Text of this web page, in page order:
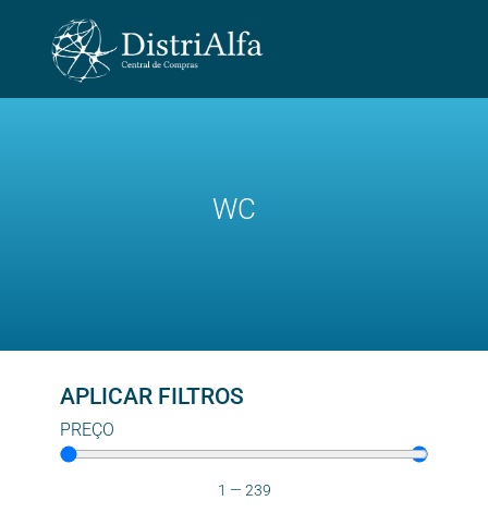
WC
APLICAR FILTROS
PREÇO
1 — 239